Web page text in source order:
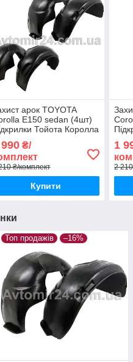
арок TOYOTA
E150 sedan (4шт)
Тойота Королла
₴/
₴/комплект
Купити
4шт)
1
2
Топ продажів –16%